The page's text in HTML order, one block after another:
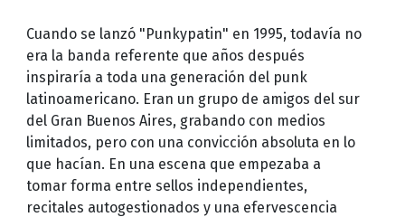
Cuando se lanzó "Punkypatin" en 1995, todavía no
era la banda referente que años después
inspiraría a toda una generación del punk
latinoamericano. Eran un grupo de amigos del sur
del Gran Buenos Aires, grabando con medios
limitados, pero con una convicción absoluta en lo
que hacían. En una escena que empezaba a
tomar forma entre sellos independientes,
recitales autogestionados y una efervescencia